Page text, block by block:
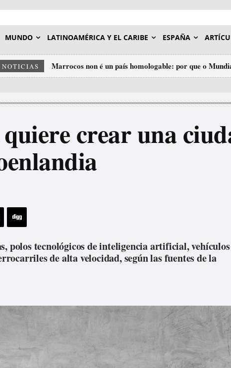
MUNDO LATINOAMÉRICA Y EL CARIBE ESPAÑA
Marrocos non é un país homologable: por que o
insulto ao deporte.
Palestina e o Sáhara: a mesma cadea, dous eslavóns.
crear una
polos tecnológicos de inteligencia artificial, vehículos
de alta velocidad, según las fuentes de la